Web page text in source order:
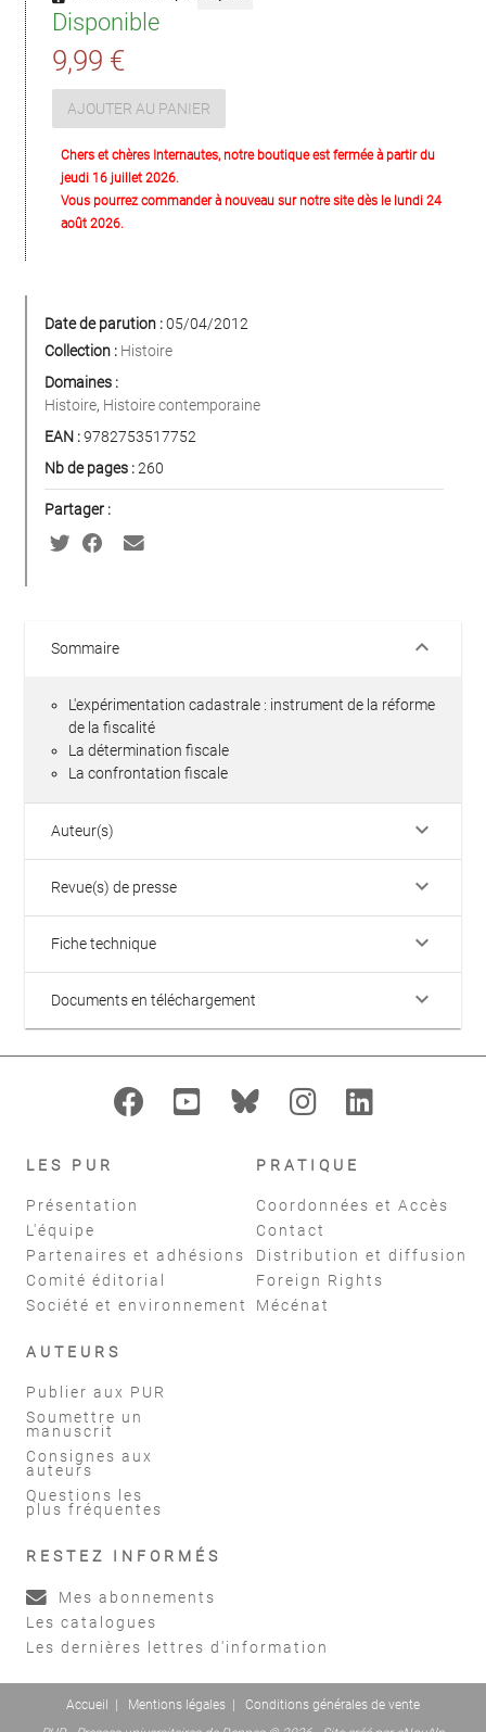
Disponible
9,99 €
AJOUTER AU PANIER
Chers et chères Internautes, notre boutique est fermée à partir du
jeudi 16 juillet 2026.
Vous pourrez commander à nouveau sur notre site dès le lundi 24
août 2026.
Date de parution :05/04/2012
Collection : Histoire
Domaines :
Histoire, Histoire contemporaine
EAN :9782753517752
Nb de pages :260
Partager :
Sommaire keyboard_arrow_down
L'expérimentation cadastrale : instrument de la réforme
de la fiscalité
La détermination fiscale
La confrontation fiscale
Auteur(s) keyboard_arrow_down
Revue(s) de presse keyboard_arrow_down
Fiche technique keyboard_arrow_down
Documents en téléchargement keyboard_arrow_down
LES PUR
Présentation
L'équipe
Partenaires et adhésions
Comité éditorial
Société et environnement
PRATIQUE
Coordonnées et Accès
Contact
Distribution et diffusion
Foreign Rights
Mécénat
AUTEURS
Publier aux PUR
Soumettre un
manuscrit
Consignes aux
auteurs
Questions les
plus fréquentes
RESTEZ INFORMÉS
Mes abonnements
Les catalogues
Les dernières lettres d'information
Accueil Mentions légales
Conditions générales de vente